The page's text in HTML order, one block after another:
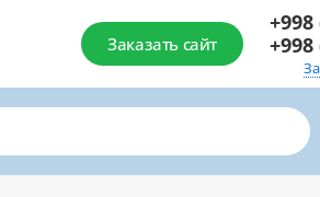
Заказать сайт
+998
+998